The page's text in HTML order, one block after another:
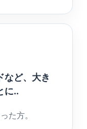
など、大き
に..
た方。